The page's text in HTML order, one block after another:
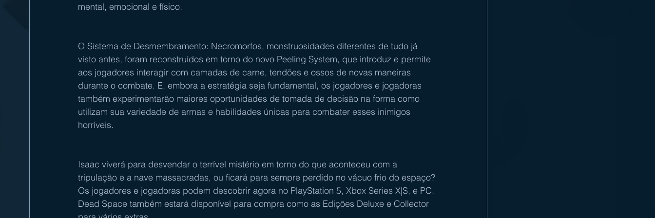
mental, emocional e físico.
O Sistema de Desmembramento: Necromorfos, monstruosidades diferentes de tudo já
visto antes, foram reconstruídos em torno do novo Peeling System, que introduz e permite
aos jogadores interagir com camadas de carne, tendões e ossos de novas maneiras
durante o combate. E, embora a estratégia seja fundamental, os jogadores e jogadoras
também experimentarão maiores oportunidades de tomada de decisão na forma como
utilizam sua variedade de armas e habilidades únicas para combater esses inimigos
horríveis.
Isaac viverá para desvendar o terrível mistério em torno do que aconteceu com a
tripulação e a nave massacradas, ou ficará para sempre perdido no vácuo frio do espaço?
Os jogadores e jogadoras podem descobrir agora no PlayStation 5, Xbox Series X|S, e PC.
Dead Space também estará disponível para compra como as Edições Deluxe e Collector